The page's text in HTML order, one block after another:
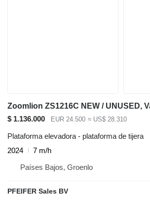
$ 1.136.000 EUR 24.500 ≈ US$ 28.310
Plataforma elevadora - plataforma de tijera
2024
7 m/h
Países Bajos, Groenlo
PFEIFER Sales BV